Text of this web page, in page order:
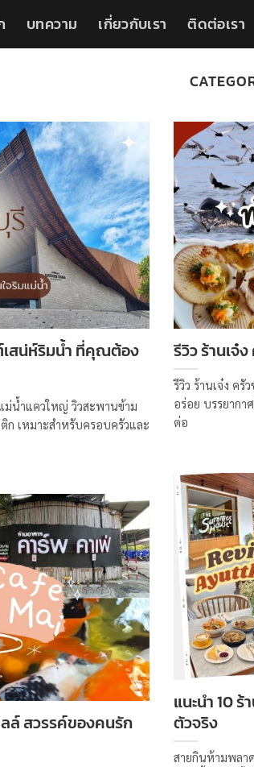
บทความ เกี่ยวกับเรา ติดต่อเรา
เสน่ห์ริมน้ำ ที่คุณต้อง
ม่น้ำแควใหญ่ วิวสะพานข้าม
ก เหมาะสำหรับครอบครัวและ
รีวิว ร้านเจ๋
รีวิว ร้านเจ๋ง ครั
อร่อย บรรยากา
ต่อ
แนะนำ 10
ตัวจริง
สายกินห้ามพลา
ล์ สวรรค์ของคนรัก